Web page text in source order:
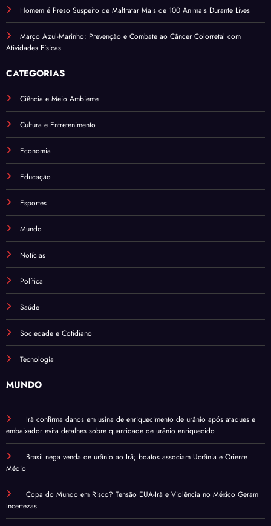
Homem é Preso Suspeito de Maltratar Mais de 100 Animais Durante Lives
Março Azul-Marinho: Prevenção e Combate ao Câncer Colorretal com
Atividades Físicas
CATEGORIAS
Ciência e Meio Ambiente
Cultura e Entretenimento
Economia
Educação
Esportes
Mundo
Notícias
Política
Saúde
Sociedade e Cotidiano
Tecnologia
MUNDO
Irã confirma danos em usina de enriquecimento de urânio após ataques e
embaixador evita detalhes sobre quantidade de urânio enriquecido
Brasil nega venda de urânio ao Irã; boatos associam Ucrânia e Oriente
Médio
Copa do Mundo em Risco? Tensão EUA-Irã e Violência no México Geram
Incertezas